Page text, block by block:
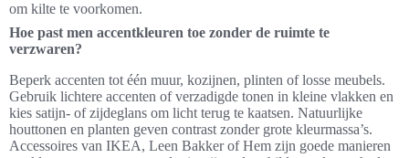
om kilte te voorkomen.
Hoe past men accentkleuren toe zonder de ruimte te
verzwaren?
Beperk accenten tot één muur, kozijnen, plinten of losse meubels.
Gebruik lichtere accenten of verzadigde tonen in kleine vlakken en
kies satijn- of zijdeglans om licht terug te kaatsen. Natuurlijke
houttonen en planten geven contrast zonder grote kleurmassa’s.
Accessoires van IKEA, Leen Bakker of Hem zijn goede manieren